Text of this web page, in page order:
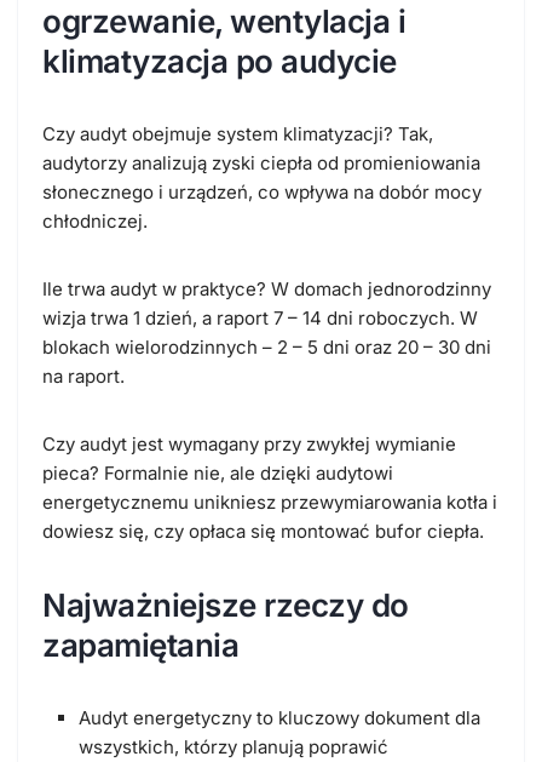
ogrzewanie, wentylacja i
klimatyzacja po audycie
Czy audyt obejmuje system klimatyzacji? Tak,
audytorzy analizują zyski ciepła od promieniowania
słonecznego i urządzeń, co wpływa na dobór mocy
chłodniczej.
Ile trwa audyt w praktyce? W domach jednorodzinny
wizja trwa 1 dzień, a raport 7 – 14 dni roboczych. W
blokach wielorodzinnych – 2 – 5 dni oraz 20 – 30 dni
na raport.
Czy audyt jest wymagany przy zwykłej wymianie
pieca? Formalnie nie, ale dzięki audytowi
energetycznemu unikniesz przewymiarowania kotła i
dowiesz się, czy opłaca się montować bufor ciepła.
Najważniejsze rzeczy do
zapamiętania
Audyt energetyczny to kluczowy dokument dla
wszystkich, którzy planują poprawić